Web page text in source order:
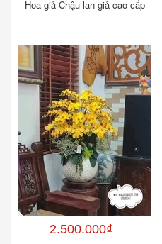
Hoa giả-Chậu lan giả cao cấp
2.500.000₫